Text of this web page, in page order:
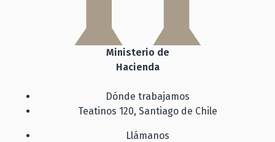
Ministerio de
Hacienda
Dónde trabajamos
Teatinos 120, Santiago de Chile
Llámanos